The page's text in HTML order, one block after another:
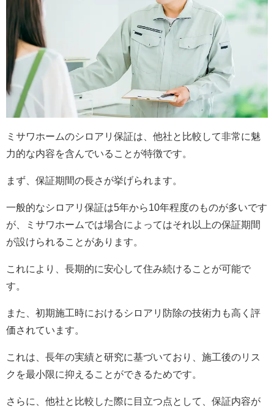
ミサワホームのシロアリ保証は、他社と比較して非常に魅
力的な内容を含んでいることが特徴です。
まず、保証期間の長さが挙げられます。
一般的なシロアリ保証は5年から10年程度のものが多いです
が、ミサワホームでは場合によってはそれ以上の保証期間
が設けられることがあります。
これにより、長期的に安心して住み続けることが可能で
す。
また、初期施工時におけるシロアリ防除の技術力も高く評
価されています。
これは、長年の実績と研究に基づいており、施工後のリス
クを最小限に抑えることができるためです。
さらに、他社と比較した際に目立つ点として、保証内容が